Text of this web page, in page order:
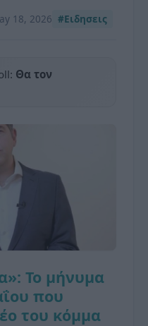
18, 2026 #Ειδησεις
Θα τον
Το μήνυμα
που
του κόμμα